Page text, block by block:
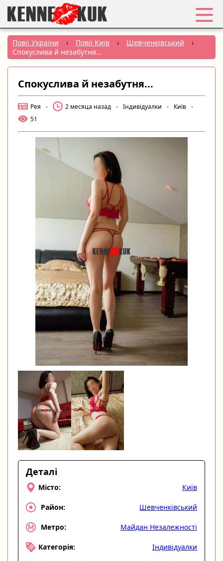
Обране
Вхід
Реєстрація
Міста:
РУС|
УКР
Створити оголошення
Повії України › Повії Київ › Шевченківський
›
Спокуслива й незабутня...
Спокуслива й незабутня...
Рея - 2 месяца назад - Індивідуалки - Київ -
51
Деталі
Місто: Київ
Район: Шевченківський
Метро: Майдан Незалежності
Категорія: Індивідуалки